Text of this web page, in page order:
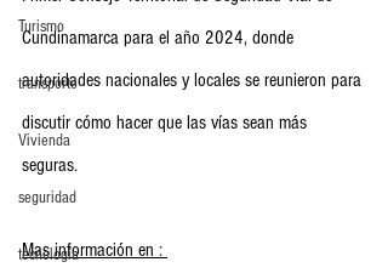
Turismo
transporte
Vivienda
seguridad
tecnología
Cundinamarca para el año 2024, donde
autoridades nacionales y locales se reunieron para
discutir cómo hacer que las vías sean más
seguras.
Mas información en :